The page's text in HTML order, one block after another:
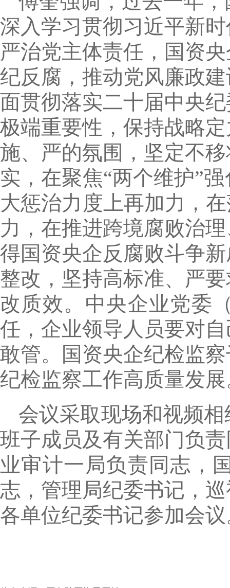
深入学习贯彻习近平新
严治党主体责任，国资
纪反腐，推动党风廉政
面贯彻落实二十届中央
极端重要性，保持战略
施、严的氛围，坚定不
实，在聚焦“两个维护”
大惩治力度上再加力，
力，在推进跨境腐败治
得国资央企反腐败斗争
整改，坚持高标准、严
改质效。中央企业党委
任，企业领导人员要对
敢管。国资央企纪检监
纪检监察工作高质量发
会议采取现场和视频
班子成员及有关部门负
业审计一局负责同志，
志，管理局纪委书记，
各单位纪委书记参加会